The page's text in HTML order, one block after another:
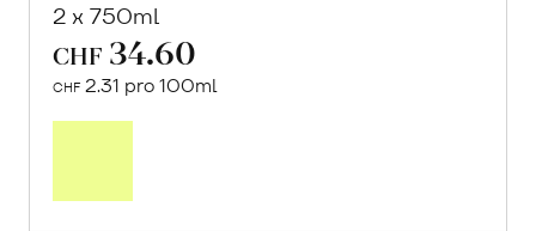
2 x 750ml
CHF 34.60
CHF 2.31 pro 100ml